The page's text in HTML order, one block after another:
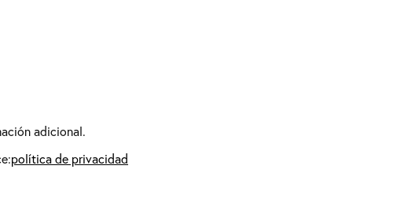
adicional.
política de privacidad